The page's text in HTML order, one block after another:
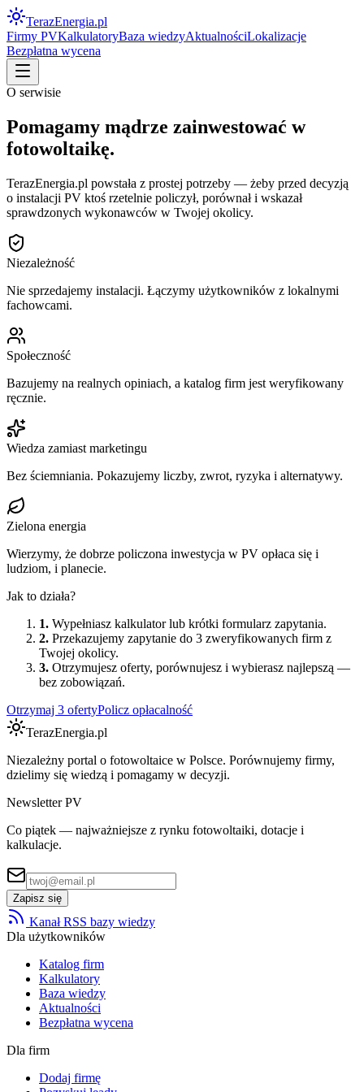
TerazEnergia.pl
Firmy PVKalkulatoryBaza wiedzyAktualnościLokalizacje
Bezpłatna wycena
O serwisie
Pomagamy mądrze zainwestować w
fotowoltaikę.
TerazEnergia.pl powstała z prostej potrzeby — żeby przed decyzją
o instalacji PV ktoś rzetelnie policzył, porównał i wskazał
sprawdzonych wykonawców w Twojej okolicy.
Niezależność
Nie sprzedajemy instalacji. Łączymy użytkowników z lokalnymi
fachowcami.
Społeczność
Bazujemy na realnych opiniach, a katalog firm jest weryfikowany
ręcznie.
Wiedza zamiast marketingu
Bez ściemniania. Pokazujemy liczby, zwrot, ryzyka i alternatywy.
Zielona energia
Wierzymy, że dobrze policzona inwestycja w PV opłaca się i
ludziom, i planecie.
Jak to działa?
1. Wypełniasz kalkulator lub krótki formularz zapytania.
2. Przekazujemy zapytanie do 3 zweryfikowanych firm z
Twojej okolicy.
3. Otrzymujesz oferty, porównujesz i wybierasz najlepszą —
bez zobowiązań.
Otrzymaj 3 ofertyPolicz opłacalność
TerazEnergia.pl
Niezależny portal o fotowoltaice w Polsce. Porównujemy firmy,
dzielimy się wiedzą i pomagamy w decyzji.
Newsletter PV
Co piątek — najważniejsze z rynku fotowoltaiki, dotacje i
kalkulacje.
Zapisz się
Kanał RSS bazy wiedzy
Dla użytkowników
Katalog firm
Kalkulatory
Baza wiedzy
Aktualności
Bezpłatna wycena
Dla firm
Dodaj firmę